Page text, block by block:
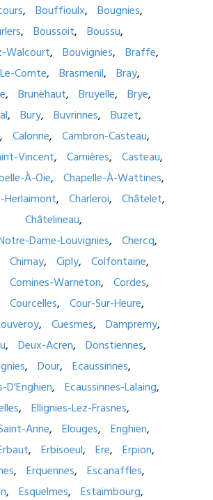
Bouffioulx
Bougnies
Boussoit
Boussu
Walcourt
Bouvignies
Braffe
Comte
Brasmenil
Bray
Brunehaut Bruyelle
Brye
Bury Buvrinnes
Buzet
Calonne
Cambron-Casteau
Vincent
Carnières
Casteau
À-Oie
Chapelle-À-Wattines
Herlaimont
Charleroi
Châtelet
Châtelineau
Dame-Louvignies
Chercq
Chimay Ciply
Colfontaine
Comines-Warneton
Cordes
Courcelles
Cour-Sur-Heure
Cuesmes
Dampremy
Deux-Acren
Donstiennes
Dour
Ecaussinnes
D'Enghien
Ecaussinnes-Lalaing
Ellignies-Lez-Frasnes
Anne
Elouges
Enghien
Erbisoeul Ere
Erpion
Erquennes
Escanaffles
Esquelmes
Estaimbourg